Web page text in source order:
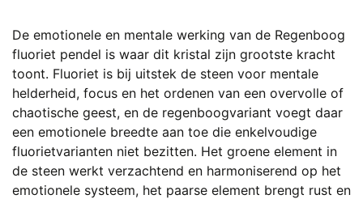
De emotionele en mentale werking van de Regenboog
fluoriet pendel is waar dit kristal zijn grootste kracht
toont. Fluoriet is bij uitstek de steen voor mentale
helderheid, focus en het ordenen van een overvolle of
chaotische geest, en de regenboogvariant voegt daar
een emotionele breedte aan toe die enkelvoudige
fluorietvarianten niet bezitten. Het groene element in
de steen werkt verzachtend en harmoniserend op het
emotionele systeem, het paarse element brengt rust en